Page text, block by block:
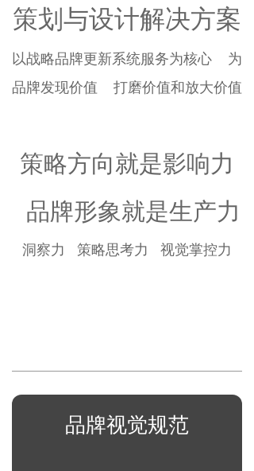
策划与设计解决方案
以战略品牌更新系统服务为核心 为
品牌发现价值 打磨价值和放大价值
策略方向就是影响力
品牌形象就是生产力
洞察力 策略思考力 视觉掌控力
品牌视觉规范